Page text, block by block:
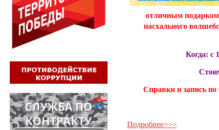
отличным подарком
пасхального
Когда: с
Справки и запись по
Подробнее>>>